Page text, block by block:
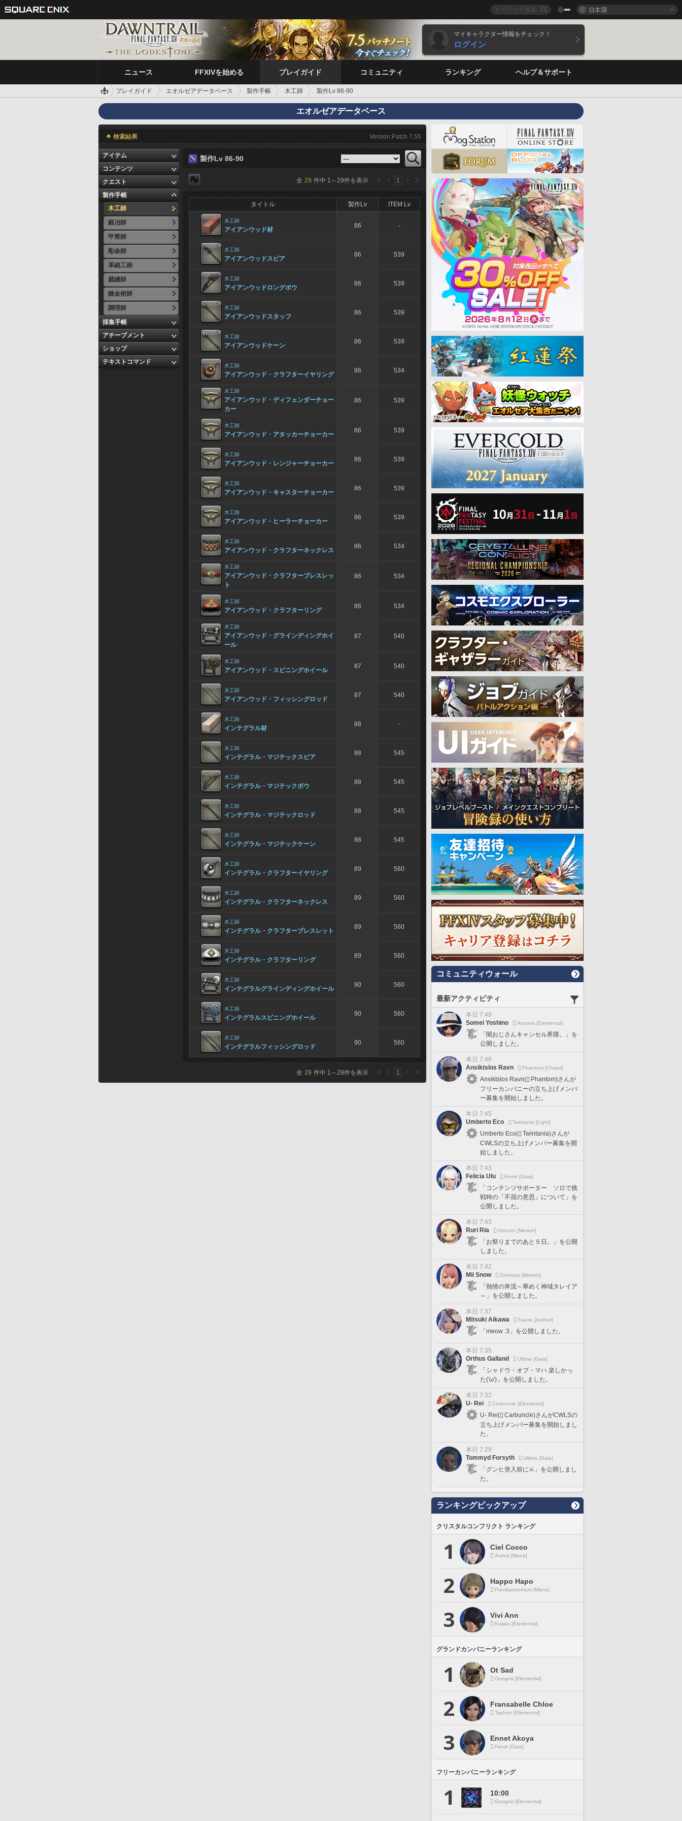
日本語
マイキャラクター情報をチェック！
ログイン
ニュース FFXIVを始める プレイガイド コミュニティ ランキング ヘルプ＆サポート
プレイガイド エオルゼアデータベース 製作手帳 木工師 製作Lv 86-90
エオルゼアデータベース
検索結果 Version:Patch 7.55
アイテム
コンテンツ
クエスト
製作手帳
木工師
鍛冶師
甲冑師
彫金師
革細工師
裁縫師
錬金術師
調理師
採集手帳
アチーブメント
ショップ
テキストコマンド
製作Lv 86-90
全 29 件中 1 ～29件を表示 1
タイトル 製作Lv ITEM Lv
木工師
アイアンウッド材
86 -
木工師
アイアンウッドスピア
86 539
木工師
アイアンウッドロングボウ
86 539
木工師
アイアンウッドスタッフ
86 539
木工師
アイアンウッドケーン
86 539
木工師
アイアンウッド・クラフターイヤリング
86 534
木工師
アイアンウッド・ディフェンダーチョー
カー
86 539
木工師
アイアンウッド・アタッカーチョーカー
86 539
木工師
アイアンウッド・レンジャーチョーカー
86 539
木工師
アイアンウッド・キャスターチョーカー
86 539
木工師
アイアンウッド・ヒーラーチョーカー
86 539
木工師
アイアンウッド・クラフターネックレス
86 534
木工師
アイアンウッド・クラフターブレスレッ
ト
86 534
木工師
アイアンウッド・クラフターリング
86 534
木工師
アイアンウッド・グラインディングホイ
ール
87 540
木工師
アイアンウッド・スピニングホイール
87 540
木工師
アイアンウッド・フィッシングロッド
87 540
木工師
インテグラル材
88 -
木工師
インテグラル・マジテックスピア
88 545
木工師
インテグラル・マジテックボウ
88 545
木工師
インテグラル・マジテックロッド
88 545
木工師
インテグラル・マジテックケーン
88 545
木工師
インテグラル・クラフターイヤリング
89 560
木工師
インテグラル・クラフターネックレス
89 560
木工師
インテグラル・クラフターブレスレット
89 560
木工師
インテグラル・クラフターリング
89 560
木工師
インテグラルグラインディングホイール
90 560
木工師
インテグラルスピニングホイール
90 560
木工師
インテグラルフィッシングロッド
90 560
全 29 件中 1 ～29件を表示 1
コミュニティウォール
最新アクティビティ
本日 7:49
Somei Yoshino
Atomos [Elemental]
「闇おじさんキャンセル界隈。」を
公開しました。
本日 7:48
Ansiktslos Ravn
Phantom [Chaos]
Ansiktslos Ravn(
Phantom)さんが
フリーカンパニーの立ち上げメンバ
ー募集を開始しました。
本日 7:45
Umberto Eco
Twintania [Light]
Umberto Eco(
Twintania)さんが
CWLSの立ち上げメンバー募集を開
始しました。
本日 7:43
Felicia Ulu
Fenrir [Gaia]
「コンテンツサポーター ソロで挑
戦時の「不屈の意思」について」を
公開しました。
本日 7:43
Ruri Ria
Unicorn [Meteor]
「お祭りまでのあと５日。」を公開
しました。
本日 7:42
Mii Snow
Zeromus [Meteor]
「熱情の奔流～華めく神域タレイア
～」を公開しました。
本日 7:37
Mitsuki Aikawa
Faerie [Aether]
「meow :3」を公開しました。
本日 7:35
Orthus Galland
Ultima [Gaia]
「シャドウ・オブ・マハ 楽しかっ
た('ω')」を公開しました。
本日 7:32
U- Rei
Carbuncle [Elemental]
U- Rei(
Carbuncle)さんがCWLSの
立ち上げメンバー募集を開始しまし
た。
本日 7:29
Tommyd Forsyth
Ultima [Gaia]
「グンヒ突入前に⚔️」を公開しまし
た。
ランキングピックアップ
クリスタルコンフリクト ランキング
1 Ciel Cocco
Anima [Mana]
2 Happo Hapo
Pandaemonium [Mana]
3 Vivi Ann
Kujata [Elemental]
グランドカンパニーランキング
1 Ot Sad
Gungnir [Elemental]
2 Fransabelle Chloe
Typhon [Elemental]
3 Ennet Akoya
Fenrir [Gaia]
フリーカンパニーランキング
1 10:00
Gungnir [Elemental]